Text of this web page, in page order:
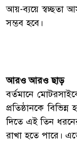
আয়-ব্যয়ে স্বচ্ছতা
সম্ভব হবে।
আরও আরও ছাড়
বর্তমানে
প্রতিষ্ঠানকে
দিতে এই তিন
রাখা হতে পারে।